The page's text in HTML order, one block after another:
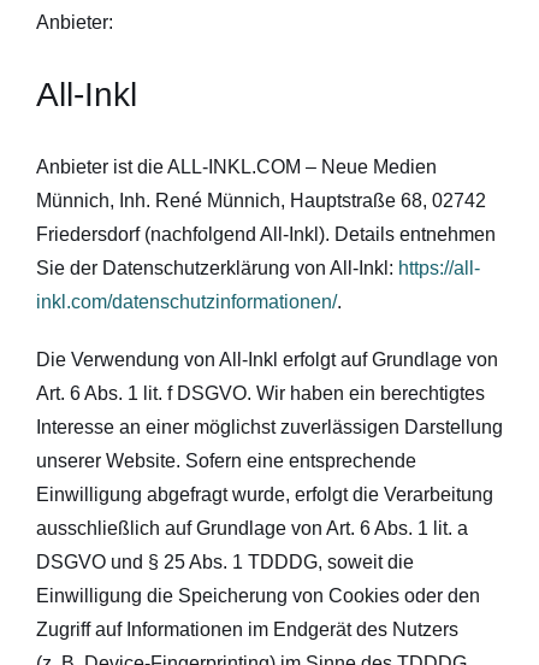
Anbieter:
All-Inkl
Anbieter ist die ALL-INKL.COM – Neue Medien
Münnich, Inh. René Münnich, Hauptstraße 68, 02742
Friedersdorf (nachfolgend All-Inkl). Details entnehmen
Sie der Datenschutzerklärung von All-Inkl: https://all-
inkl.com/datenschutzinformationen/.
Die Verwendung von All-Inkl erfolgt auf Grundlage von
Art. 6 Abs. 1 lit. f DSGVO. Wir haben ein berechtigtes
Interesse an einer möglichst zuverlässigen Darstellung
unserer Website. Sofern eine entsprechende
Einwilligung abgefragt wurde, erfolgt die Verarbeitung
ausschließlich auf Grundlage von Art. 6 Abs. 1 lit. a
DSGVO und § 25 Abs. 1 TDDDG, soweit die
Einwilligung die Speicherung von Cookies oder den
Zugriff auf Informationen im Endgerät des Nutzers